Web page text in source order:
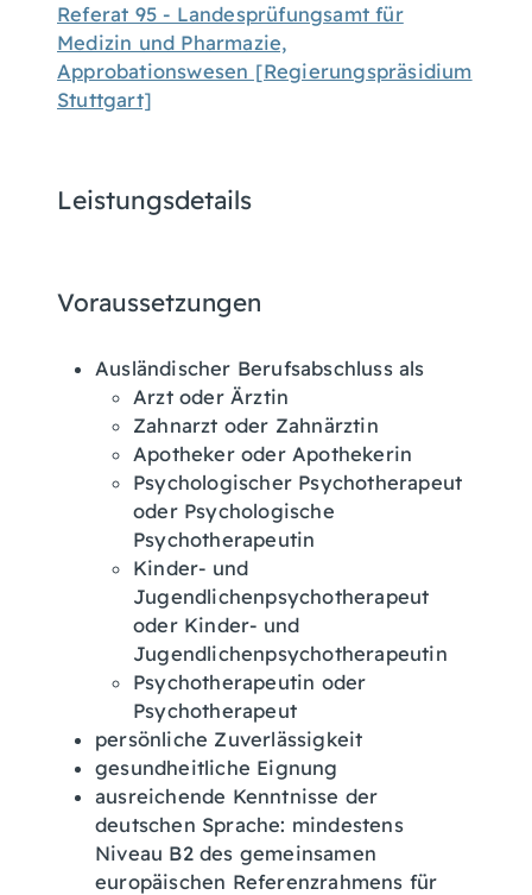
Referat 95 - Landesprüfungsamt für
Medizin und Pharmazie,
Approbationswesen [Regierungspräsidium
Stuttgart]
Leistungsdetails
Voraussetzungen
Ausländischer Berufsabschluss als
Arzt oder Ärztin
Zahnarzt oder Zahnärztin
Apotheker oder Apothekerin
Psychologischer Psychotherapeut
oder Psychologische
Psychotherapeutin
Kinder- und
Jugendlichenpsychotherapeut
oder Kinder- und
Jugendlichenpsychotherapeutin
Psychotherapeutin oder
Psychotherapeut
persönliche Zuverlässigkeit
gesundheitliche Eignung
ausreichende Kenntnisse der
deutschen Sprache: mindestens
Niveau B2 des gemeinsamen
europäischen Referenzrahmens für